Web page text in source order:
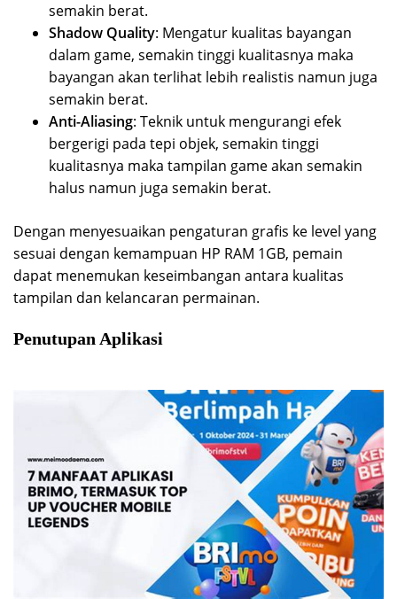
semakin berat.
Shadow Quality: Mengatur kualitas bayangan
dalam game, semakin tinggi kualitasnya maka
bayangan akan terlihat lebih realistis namun juga
semakin berat.
Anti-Aliasing: Teknik untuk mengurangi efek
bergerigi pada tepi objek, semakin tinggi
kualitasnya maka tampilan game akan semakin
halus namun juga semakin berat.
Dengan menyesuaikan pengaturan grafis ke level yang
sesuai dengan kemampuan HP RAM 1GB, pemain
dapat menemukan keseimbangan antara kualitas
tampilan dan kelancaran permainan.
Penutupan Aplikasi